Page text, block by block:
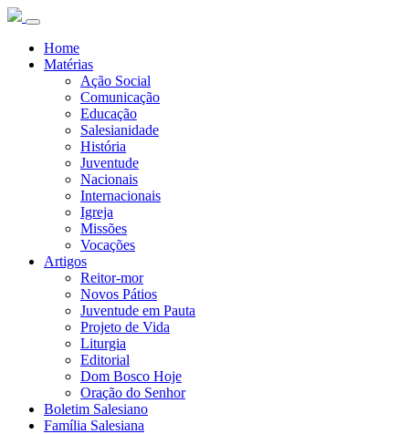
Home
Matérias
Ação Social
Comunicação
Educação
Salesianidade
História
Juventude
Nacionais
Internacionais
Igreja
Missões
Vocações
Artigos
Reitor-mor
Novos Pátios
Juventude em Pauta
Projeto de Vida
Liturgia
Editorial
Dom Bosco Hoje
Oração do Senhor
Boletim Salesiano
Família Salesiana